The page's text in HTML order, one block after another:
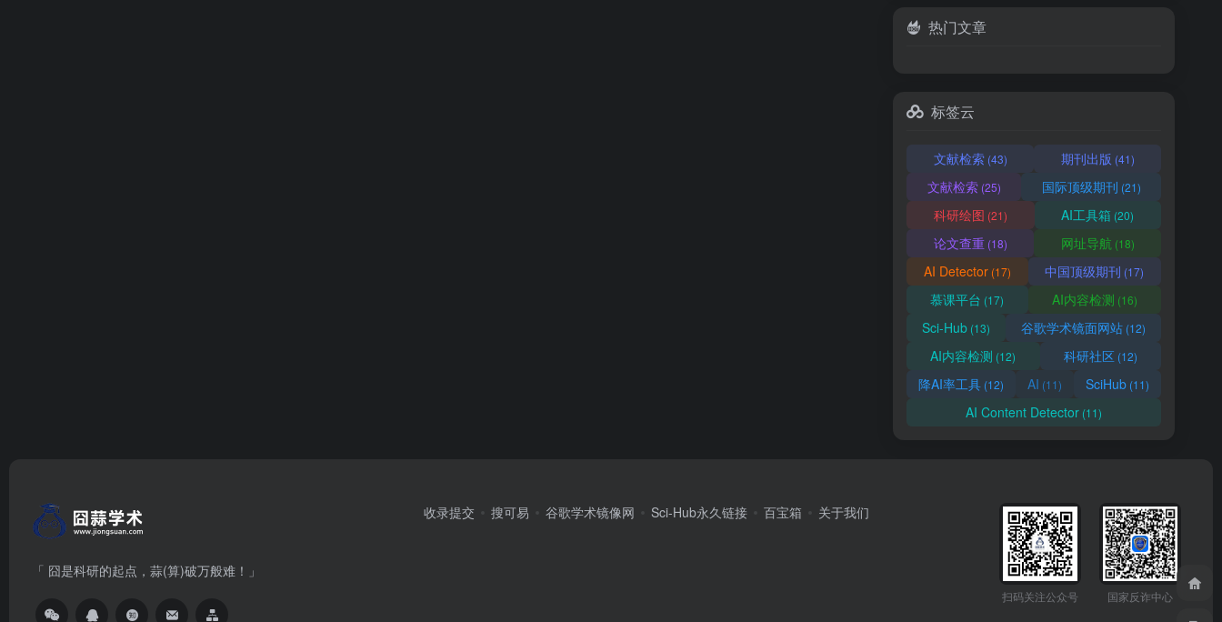
热门文章
标签云
文献检索(43) 期刊出版 (41)
文献检索(25) 国际顶级期刊 (21)
科研绘图 (21) AI工具箱 (20)
论文查重(18) 网址导航 (18)
AI Detector(17) 中国顶级期刊 (17)
慕课平台 (17) AI内容检测 (16)
Sci-Hub (13) 谷歌学术镜面网站 (12)
AI内容检测 (12) 科研社区(12)
降AI率工具 (12) AI (11) SciHub (11)
AI Content Detector (11)
「 囧是科研的起点，蒜(算)破万般难！」
收录提交 搜可易 谷歌学术镜像网 Sci-Hub永久链接 百宝箱 关于我们
扫码关注公众号 国家反诈中心